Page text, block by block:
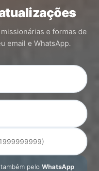
e formas de
email e WhatsApp.
pelo WhatsApp